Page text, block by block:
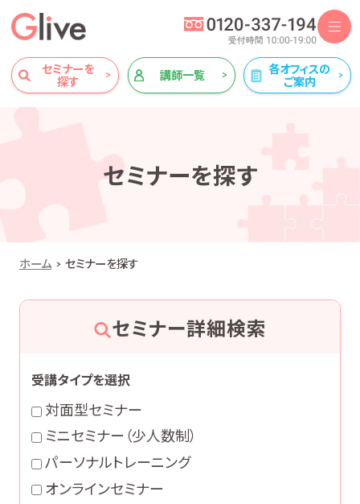
セミナーを
探す
講師一覧
各オフィスの
ご案内
セミナーを探す
ホーム セミナーを探す
セミナー詳細検索
受講タイプを選択
対面型セミナー
ミニセミナー（少人数制）
パーソナルトレーニング
オンラインセミナー